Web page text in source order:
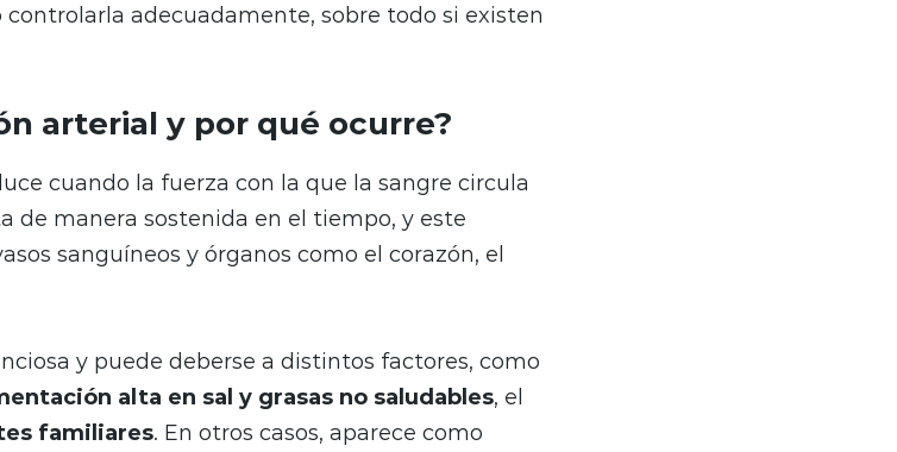
adecuadamente, sobre todo si existen
arterial y por qué ocurre?
cuando la fuerza con la que la sangre circula
de manera sostenida en el tiempo, y este
sanguíneos y órganos como el corazón, el
y puede deberse a distintos factores, como
alta en sal y grasas no saludables, el
familiares. En otros casos, aparece como